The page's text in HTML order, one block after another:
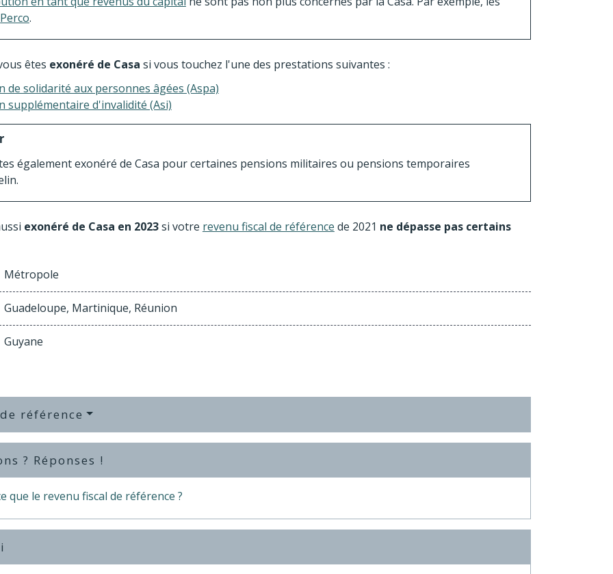
Perco.
êtes exonéré de Casa si vous touchez l'une des prestations suivantes :
de solidarité aux personnes âgées (Aspa)
supplémentaire d'invalidité (Asi)
également exonéré de Casa pour certaines pensions militaires ou pensions temporaires
exonéré de Casa en 2023si votre revenu fiscal de référence de 2021 ne dépasse pas certains
Métropole
Guadeloupe, Martinique, Réunion
Guyane
référence
? Réponses !
que le revenu fiscal de référence ?